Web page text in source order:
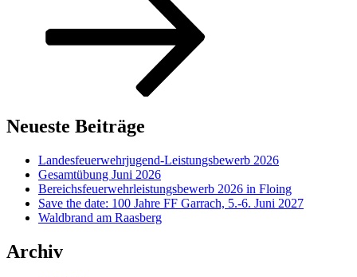
Neueste Beiträge
Landesfeuerwehrjugend-Leistungsbewerb 2026
Gesamtübung Juni 2026
Bereichsfeuerwehrleistungsbewerb 2026 in Floing
Save the date: 100 Jahre FF Garrach, 5.-6. Juni 2027
Waldbrand am Raasberg
Archiv